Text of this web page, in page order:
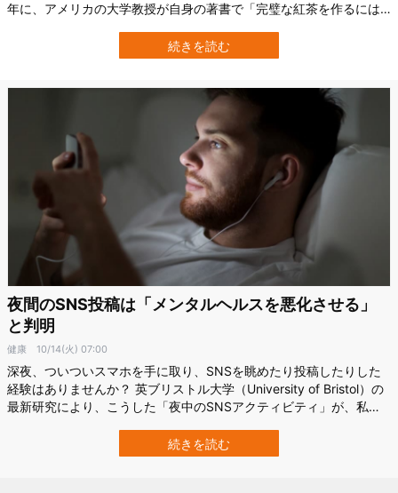
年に、アメリカの大学教授が自身の著書で「完璧な紅茶を作るには
がイギリス国内で「紅茶への冒涜だ！」「アメリカ人にまともな紅
茶は淹れられない」と猛烈な反発を招く騒動に発展。 これを受け
続きを読む
夜間のSNS投稿は「メンタルヘルスを悪化させる」
と判明
健康 10/14(火) 07:00
深夜、ついついスマホを手に取り、SNSを眺めたり投稿したりした
経験はありませんか？ 英ブリストル大学（University of Bristol）の
最新研究により、こうした「夜中のSNSアクティビティ」が、私た
が明らかになりました。 寝る前のちょっとした投稿が、翌日の気分
や幸福感にまで影響を及ぼしているかもしれません。 研究の詳細は
続きを読む